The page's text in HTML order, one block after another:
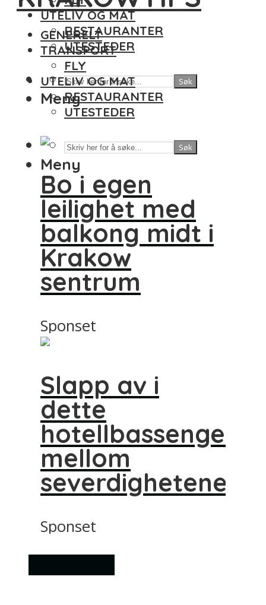
UTELIV OG MAT
RESTAURANTER
UTESTEDER
Søk
Meny
GENERELT
TRANSPORT
FLY
UTELIV OG MAT
RESTAURANTER
UTESTEDER
Søk
Meny
Bo i egen
leilighet med
balkong midt i
Krakow
sentrum
Sponset
Slapp av i
dette
hotellbassenget
mellom
severdighetene
Sponset